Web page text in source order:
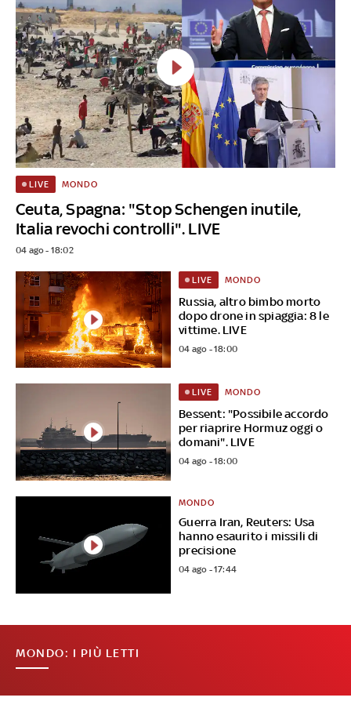
Ceuta, Spagna: "Stop Schengen inutile,
Italia revochi controlli". LIVE
LIVE MONDO
04 ago - 18:02
Russia, altro bimbo morto
dopo drone in spiaggia: 8 le
vittime. LIVE
LIVE MONDO
04 ago - 18:00
Bessent: "Possibile accordo
per riaprire Hormuz oggi o
domani". LIVE
LIVE MONDO
04 ago - 18:00
Guerra Iran, Reuters: Usa
hanno esaurito i missili di
precisione
MONDO
04 ago - 17:44
MONDO: I PIÙ LETTI